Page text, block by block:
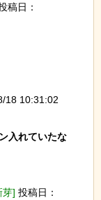
稿日：
18 10:31:02
入れていたな
芽] 投稿日：